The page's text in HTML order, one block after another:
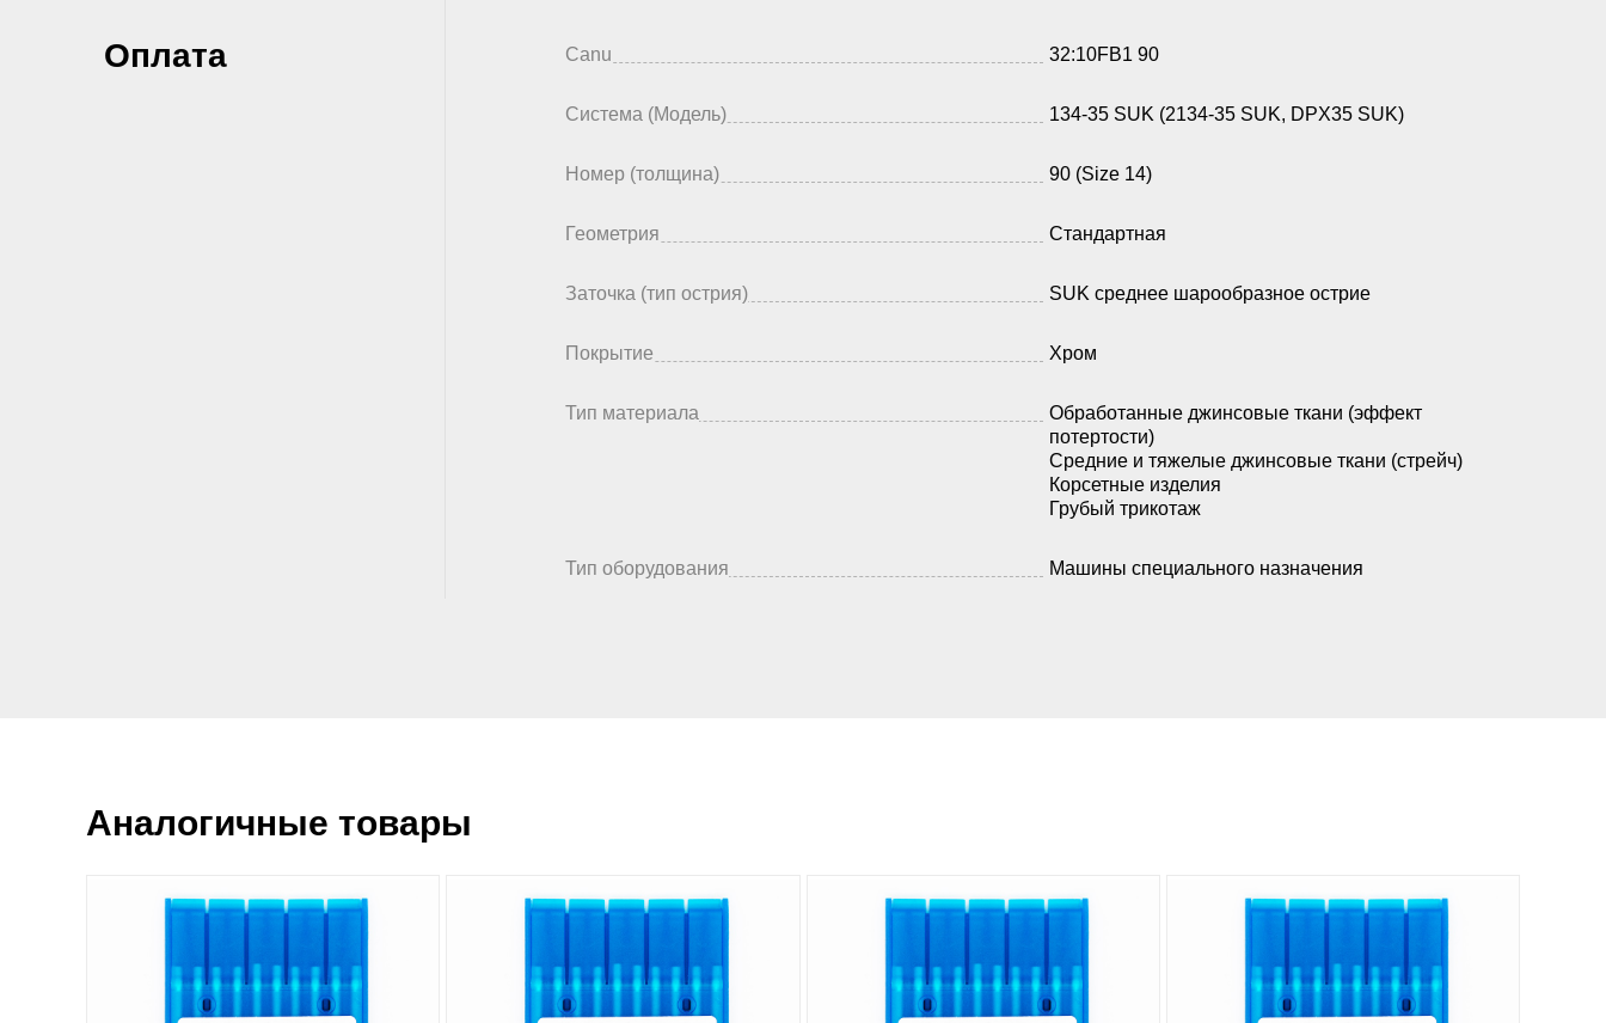
Оплата Canu 32:10FB1 90
Система (Модель) 134-35 SUK (2134-35 SUK, DPX35 SUK)
Номер (толщина) 90 (Size 14)
Геометрия Стандартная
Заточка (тип острия) SUK среднее шарообразное острие
Покрытие Хром
Тип материала
Обработанные джинсовые ткани (эффект
потертости)
Средние и тяжелые джинсовые ткани (стрейч)
Корсетные изделия
Грубый трикотаж
Тип оборудования Машины специального назначения
Аналогичные товары